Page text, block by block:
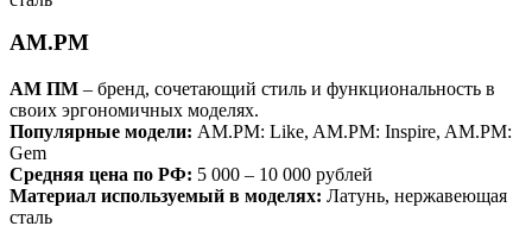
AM.PM
АМ ПМ – бренд, сочетающий стиль и функциональность в
своих эргономичных моделях.
Популярные модели: AM.PM: Like, AM.PM: Inspire, AM.PM:
Gem
Средняя цена по РФ: 5 000 – 10 000 рублей
Материал используемый в моделях: Латунь, нержавеющая
сталь